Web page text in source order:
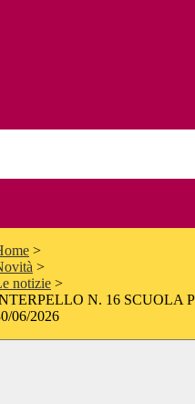
>
>
notizie >
N. 16 SCUOLA
06/2026